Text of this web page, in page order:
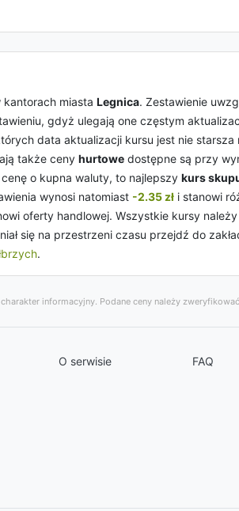
kantorach miasta Legnica. Zestawienie
gdyż ulegają one częstym
data aktualizacji kursu jest nie
także ceny hurtowe dostępne są przy
o kupna waluty, to najlepszy kurs
wynosi natomiast -2.35 zł i stanowi
oferty handlowej. Wszystkie kursy
się na przestrzeni czasu przejdź do
.
informacyjny. Podane ceny należy
O serwisie FAQ